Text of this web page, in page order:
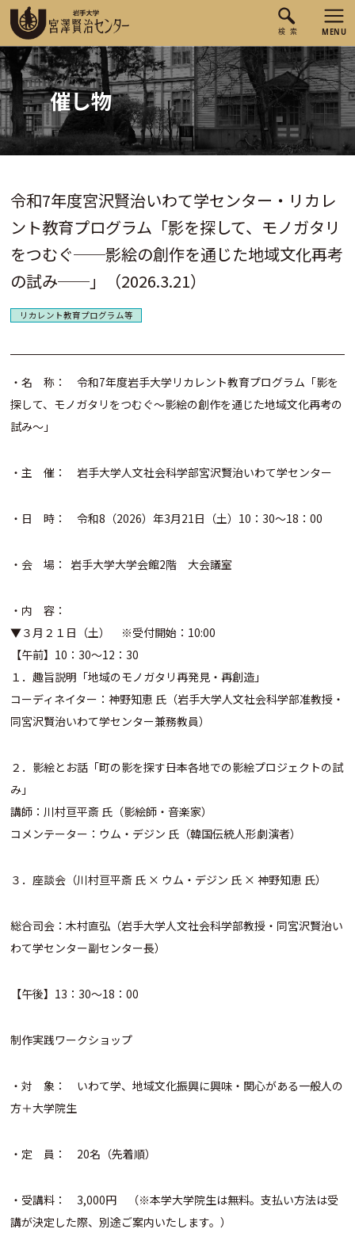
催し物
令和7年度宮沢賢治いわて学センター・リカレ
ント教育プログラム「影を探して、モノガタリ
をつむぐ──影絵の創作を通じた地域文化再考
の試み──」（2026.3.21）
リカレント教育プログラム等
・名 称： 令和7年度岩手大学リカレント教育プログラム「影を
探して、モノガタリをつむぐ〜影絵の創作を通じた地域文化再考の
試み～」
・主 催： 岩手大学人文社会科学部宮沢賢治いわて学センター
・日 時： 令和8（2026）年3月21日（土）10：30〜18：00
・会 場： 岩手大学大学会館2階 大会議室
・内 容：
▼３月２１日（土） ※受付開始：10:00
【午前】10：30〜12：30
１．趣旨説明「地域のモノガタリ再発見・再創造」
コーディネイター：神野知恵 氏（岩手大学人文社会科学部准教授・
同宮沢賢治いわて学センター兼務教員）
２．影絵とお話「町の影を探す――日本各地での影絵プロジェクトの試
み」
講師：川村亘平斎 氏（影絵師・音楽家）
コメンテーター：ウム・デジン 氏（韓国伝統人形劇演者）
３．座談会（川村亘平斎 氏 × ウム・デジン 氏 × 神野知恵 氏）
総合司会：木村直弘（岩手大学人文社会科学部教授・同宮沢賢治い
わて学センター副センター長）
【午後】13：30〜18：00
制作実践ワークショップ
・対 象： いわて学、地域文化振興に興味・関心がある一般人の
方＋大学院生
・定 員： 20名（先着順）
・受講料： 3,000円 （※本学大学院生は無料。支払い方法は受
講が決定した際、別途ご案内いたします。）